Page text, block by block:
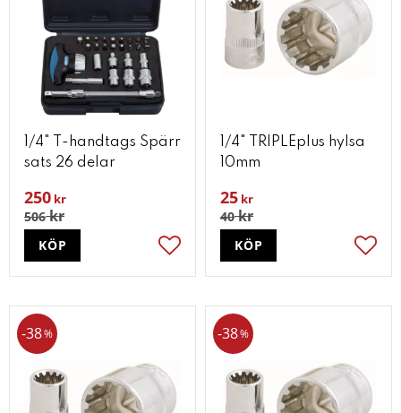
1/4" T-handtags Spärr
sats 26 delar
250 kr
506kr
Lägg till i favoriter
KÖP
1/4" TRIPLEplus hylsa
10mm
25 kr
40kr
KÖP
38% 38%